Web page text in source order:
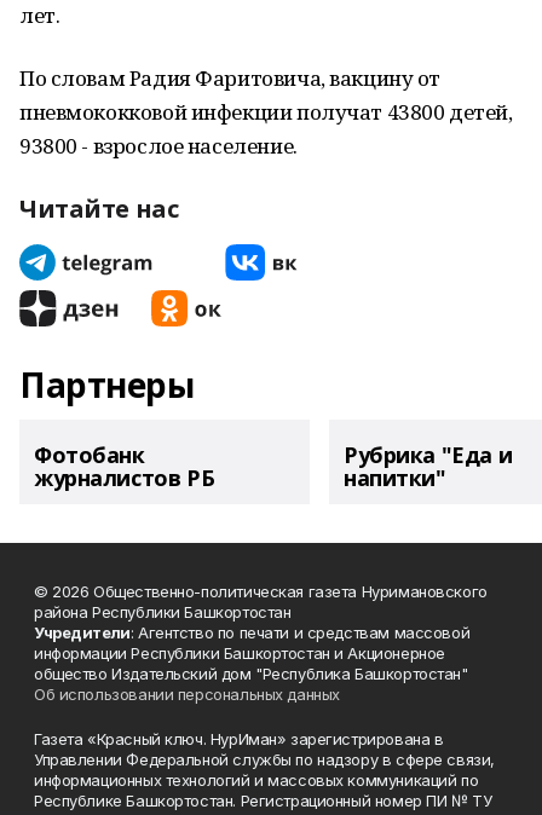
лет.
По словам Радия Фаритовича, вакцину от
пневмококковой инфекции получат 43800 детей,
93800 - взрослое население.
Читайте нас
Партнеры
Фотобанк
журналистов РБ
Рубрика "Еда и
напитки"
© 2026 Общественно-политическая газета Нуримановского
района Республики Башкортостан
Учредители: Агентство по печати и средствам массовой
информации Республики Башкортостан и Акционерное
общество Издательский дом "Республика Башкортостан"
Об использовании персональных данных
Газета «Красный ключ. НурИман» зарегистрирована в
Управлении Федеральной службы по надзору в сфере связи,
информационных технологий и массовых коммуникаций по
Республике Башкортостан. Регистрационный номер ПИ № ТУ